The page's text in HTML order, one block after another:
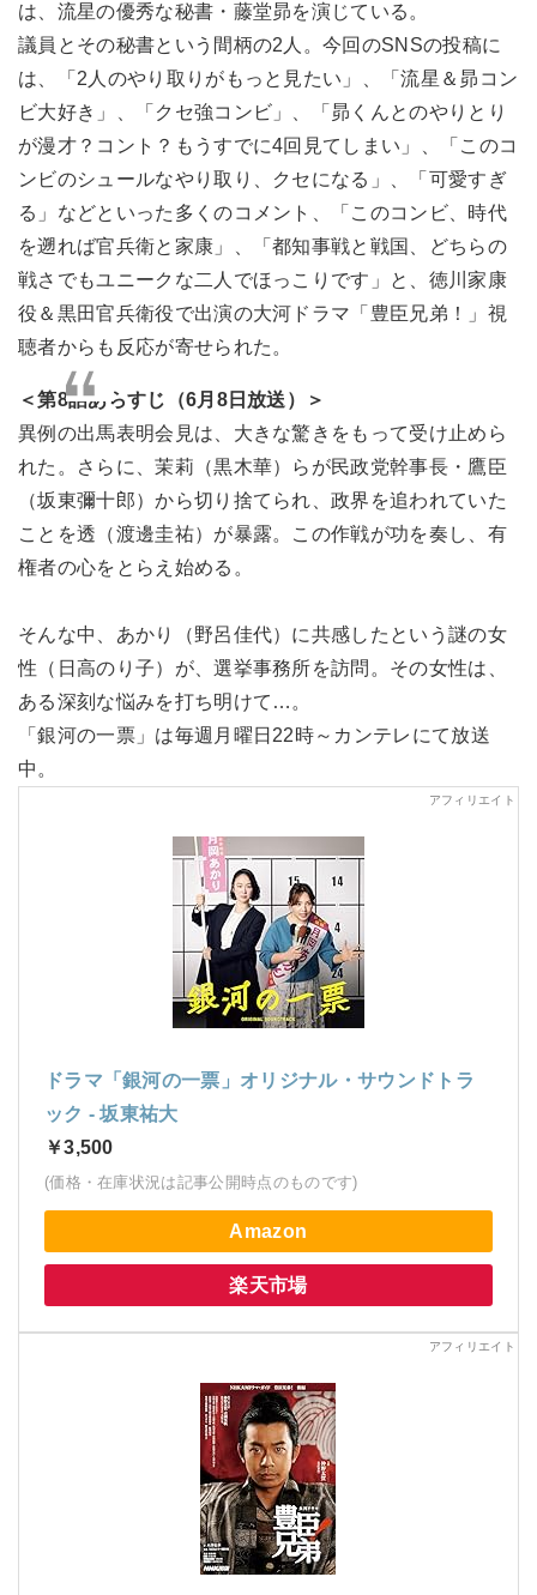
は、流星の優秀な秘書・藤堂昴を演じている。
議員とその秘書という間柄の2人。今回のSNSの投稿に
は、「2人のやり取りがもっと見たい」、「流星＆昴コン
ビ大好き」、「クセ強コンビ」、「昴くんとのやりとり
が漫才？コント？もうすでに4回見てしまい」、「このコ
ンビのシュールなやり取り、クセになる」、「可愛すぎ
る」などといった多くのコメント、「このコンビ、時代
を遡れば官兵衛と家康」、「都知事戦と戦国、どちらの
戦さでもユニークな二人でほっこりです」と、徳川家康
役＆黒田官兵衛役で出演の大河ドラマ「豊臣兄弟！」視
聴者からも反応が寄せられた。
＜第8話あらすじ（6月8日放送）＞
異例の出馬表明会見は、大きな驚きをもって受け止めら
れた。さらに、茉莉（黒木華）らが民政党幹事長・鷹臣
（坂東彌十郎）から切り捨てられ、政界を追われていた
ことを透（渡邊圭祐）が暴露。この作戦が功を奏し、有
権者の心をとらえ始める。
そんな中、あかり（野呂佳代）に共感したという謎の女
性（日高のり子）が、選挙事務所を訪問。その女性は、
ある深刻な悩みを打ち明けて…。
「銀河の一票」は毎週月曜日22時～カンテレにて放送
中。
ドラマ「銀河の一票」オリジナル・サウンドトラ
ック - 坂東祐大
￥3,500
(価格・在庫状況は記事公開時点のものです)
Amazon
楽天市場